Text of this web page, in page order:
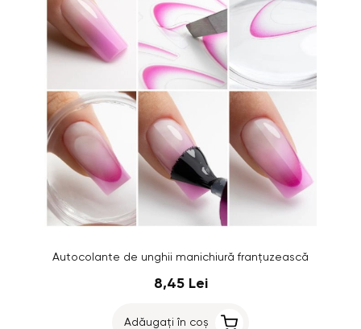
Autocolante de unghii manichiură franțuzească
8,45 Lei
Adăugați în coș